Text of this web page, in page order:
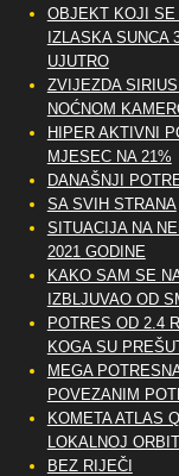
OBJEKT KOJI
IZLASKA SUNCA
UJUTRO
ZVIJEZDA
NOĆNOM
HIPER AKTIVNI
MJESEC NA 21%
DANAŠNJI
SA SVIH STRANA
SITUACIJA NA
2021 GODINE
KAKO SAM SE
IZBLJUVAO OD
POTRES OD 2.4
KOGA SU
MEGA
POVEZANIM
KOMETA ATLAS
LOKALNOJ ORBITI
BEZ RIJEČI